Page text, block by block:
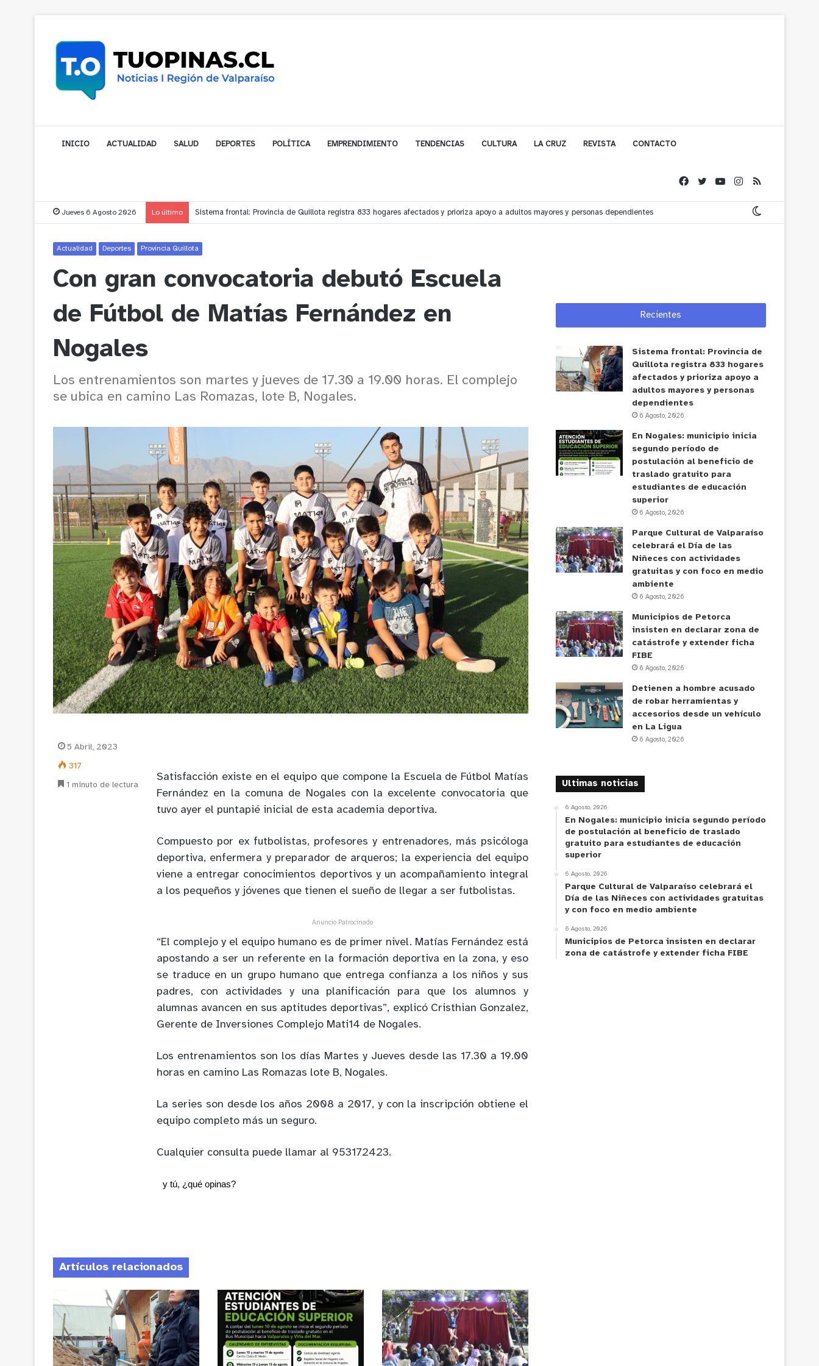
INICIO ACTUALIDAD SALUD DEPORTES POLÍTICA EMPRENDIMIENTO TENDENCIAS CULTURA LA CRUZ REVISTA CONTACTO
Jueves 6 Agosto 2026 Lo último Sistema frontal: Provincia de Quillota registra 833 hogares afectados y prioriza apoyo a adultos mayores y personas dependientes
Actualidad Deportes Provincia Quillota
Con gran convocatoria debutó Escuela
de Fútbol de Matías Fernández en
Nogales
Los entrenamientos son martes y jueves de 17.30 a 19.00 horas. El complejo
se ubica en camino Las Romazas, lote B, Nogales.
Satisfacción existe en el equipo que compone la Escuela de Fútbol Matías
Fernández en la comuna de Nogales con la excelente convocatoria que
tuvo ayer el puntapié inicial de esta academia deportiva.
Compuesto por ex futbolistas, profesores y entrenadores, más psicóloga
deportiva, enfermera y preparador de arqueros; la experiencia del equipo
viene a entregar conocimientos deportivos y un acompañamiento integral
a los pequeños y jóvenes que tienen el sueño de llegar a ser futbolistas.
Anuncio Patrocinado
“El complejo y el equipo humano es de primer nivel. Matías Fernández está
apostando a ser un referente en la formación deportiva en la zona, y eso
se traduce en un grupo humano que entrega confianza a los niños y sus
padres, con actividades y una planificación para que los alumnos y
alumnas avancen en sus aptitudes deportivas”, explicó Cristhian Gonzalez,
Gerente de Inversiones Complejo Mati14 de Nogales.
Los entrenamientos son los días Martes y Jueves desde las 17.30 a 19.00
horas en camino Las Romazas lote B, Nogales.
La series son desde los años 2008 a 2017, y con la inscripción obtiene el
equipo completo más un seguro.
Cualquier consulta puede llamar al 953172423.
y tú, ¿qué opinas?
5 Abril, 2023
317
1 minuto de lectura
Artículos relacionados
Recientes
Sistema frontal: Provincia de
Quillota registra 833 hogares
afectados y prioriza apoyo a
adultos mayores y personas
dependientes
6 Agosto, 2026
En Nogales: municipio inicia
segundo período de
postulación al beneficio de
traslado gratuito para
estudiantes de educación
superior
6 Agosto, 2026
Parque Cultural de Valparaíso
celebrará el Día de las
Niñeces con actividades
gratuitas y con foco en medio
ambiente
6 Agosto, 2026
Municipios de Petorca
insisten en declarar zona de
catástrofe y extender ficha
FIBE
6 Agosto, 2026
Detienen a hombre acusado
de robar herramientas y
accesorios desde un vehículo
en La Ligua
6 Agosto, 2026
Ultimas noticias
6 Agosto, 2026
En Nogales: municipio inicia segundo período
de postulación al beneficio de traslado
gratuito para estudiantes de educación
superior
6 Agosto, 2026
Parque Cultural de Valparaíso celebrará el
Día de las Niñeces con actividades gratuitas
y con foco en medio ambiente
6 Agosto, 2026
Municipios de Petorca insisten en declarar
zona de catástrofe y extender ficha FIBE